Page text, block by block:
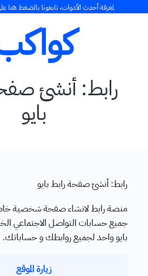
لمعرفة أحدث الأدوات، تابعونا بالضغط هنا
رابط: أنشئ
بايو
رابط: أنشئ صفحة رابط بايو
منصة رابط لانشاء صفحة شخصية
جميع حسابات التواصل الاجتماعي
بايو واحد لجميع روابطك و حساباتك.
زيارة الموقع